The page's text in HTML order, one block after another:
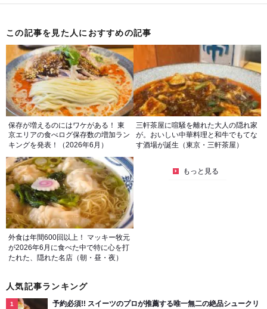
この記事を見た人におすすめの記事
保存が増えるのにはワケがある！ 東
京エリアの食べログ保存数の増加ラン
キングを発表！（2026年6月）
三軒茶屋に喧騒を離れた大人の隠れ家
が。おいしい中華料理と和牛でもてな
す酒場が誕生（東京・三軒茶屋）
外食は年間600回以上！ マッキー牧元
が2026年6月に食べた中で特に心を打
たれた、隠れた名店（朝・昼・夜）
もっと見る
人気記事ランキング
予約必須!! スイーツのプロが推薦する唯一無二の絶品シュークリ